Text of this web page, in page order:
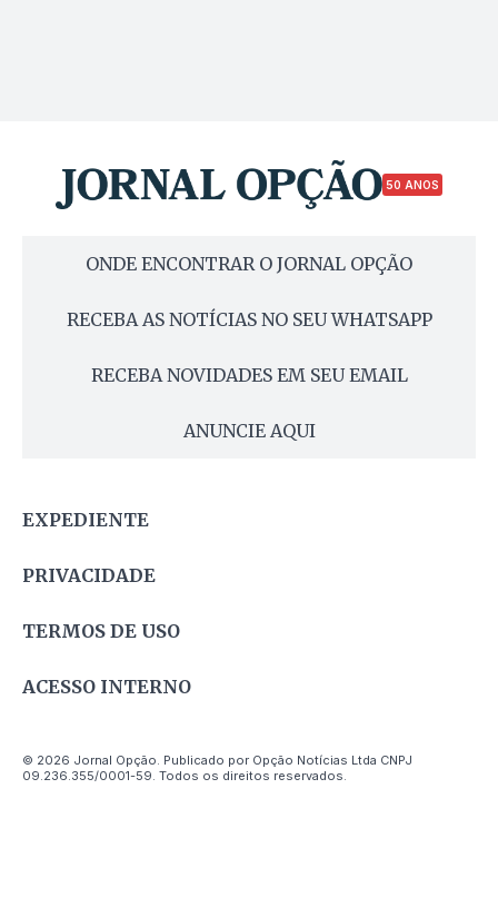
50 ANOS
ONDE ENCONTRAR O JORNAL OPÇÃO
RECEBA AS NOTÍCIAS NO SEU WHATSAPP
RECEBA NOVIDADES EM SEU EMAIL
ANUNCIE AQUI
EXPEDIENTE
PRIVACIDADE
TERMOS DE USO
ACESSO INTERNO
© 2026 Jornal Opção. Publicado por Opção Notícias Ltda CNPJ
09.236.355/0001-59. Todos os direitos reservados.